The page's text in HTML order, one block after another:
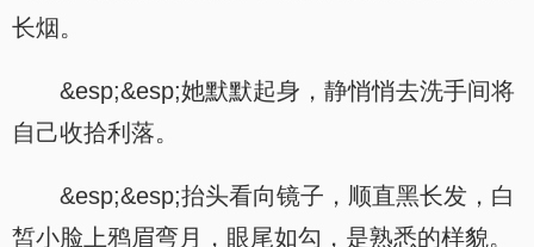
长烟。
&esp;&esp;她默默起身，静悄悄去洗手间将
自己收拾利落。
&esp;&esp;抬头看向镜子，顺直黑长发，白
皙小脸上鸦眉弯月，眼尾如勾，是熟悉的样貌。